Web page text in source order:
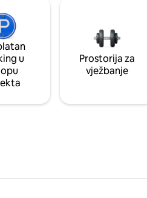
u
Prostorija za
vježbanje